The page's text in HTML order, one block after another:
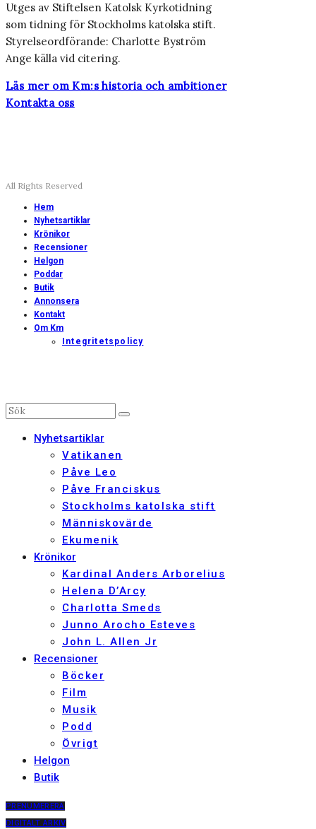
Utges av Stiftelsen Katolsk Kyrkotidning
som tidning för Stockholms katolska stift.
Styrelseordförande: Charlotte Byström
Ange källa vid citering.
Läs mer om Km:s historia och ambitioner
Kontakta oss
All Rights Reserved
Hem
Nyhetsartiklar
Krönikor
Recensioner
Helgon
Poddar
Butik
Annonsera
Kontakt
Om Km
Integritetspolicy
Nyhetsartiklar
Vatikanen
Påve Leo
Påve Franciskus
Stockholms katolska stift
Människovärde
Ekumenik
Krönikor
Kardinal Anders Arborelius
Helena D’Arcy
Charlotta Smeds
Junno Arocho Esteves
John L. Allen Jr
Recensioner
Böcker
Film
Musik
Podd
Övrigt
Helgon
Butik
PRENUMERERA
DIGITALT ARKIV